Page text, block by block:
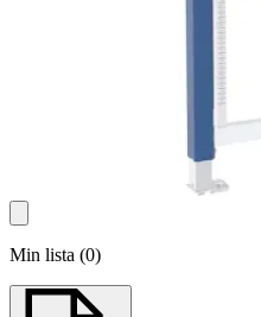
Min lista (0)